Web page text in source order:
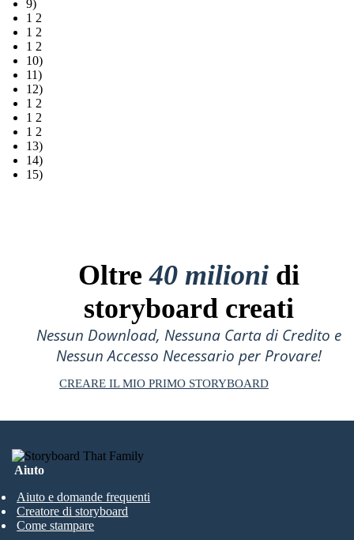
9)
1 2
1 2
1 2
10)
11)
12)
1 2
1 2
1 2
13)
14)
15)
Oltre40 milioni di
storyboard creati
Nessun Download, Nessuna Carta di Credito e
Nessun Accesso Necessario per Provare!
CREARE IL MIO PRIMO STORYBOARD
Aiuto
Aiuto e domande frequenti
Creatore di storyboard
Come stampare